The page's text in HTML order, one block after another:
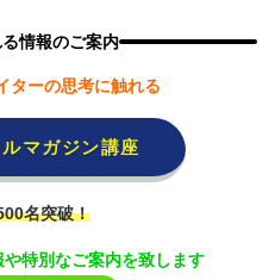
情報のご案内
ターの思考に触れる
マガジン講座
名突破！
特別なご案内を致します